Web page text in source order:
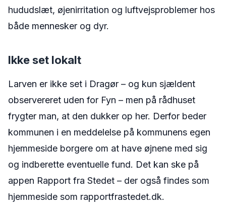
hududslæt, øjenirritation og luftvejsproblemer hos
både mennesker og dyr.
Ikke set lokalt
Larven er ikke set i Dragør – og kun sjældent
observereret uden for Fyn – men på rådhuset
frygter man, at den dukker op her. Derfor beder
kommunen i en meddelelse på kommunens egen
hjemmeside borgere om at have øjnene med sig
og indberette eventuelle fund. Det kan ske på
appen Rapport fra Stedet – der også findes som
hjemmeside som rapportfrastedet.dk.